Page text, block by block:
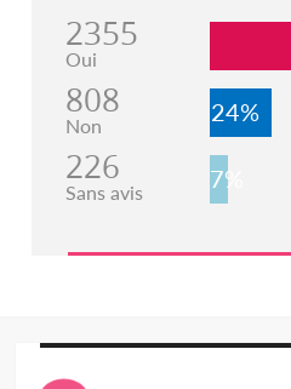
2355
Oui
808
Non 24%
226
Sans avis 7%